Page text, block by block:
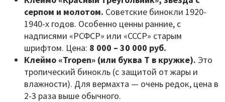
серпом и молотом. Советские бинокли 1920-
1940-х годов. Особенно ценны ранние, с
надписями «РСФСР» или «СССР» старым
шрифтом. Цена: 8 000 – 30 000 руб.
Клеймо «Tropen» (или буква T в кружке). Это
тропический бинокль (с защитой от жары и
влажности). Для вермахта — очень редок, цена в
2-3 раза выше обычного.